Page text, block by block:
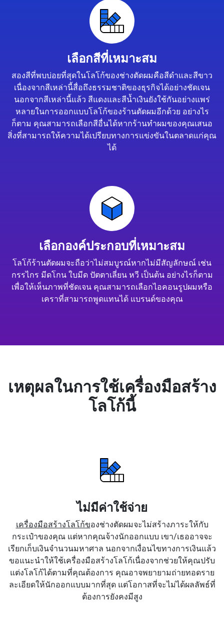
เลือกสีที่เหมาะสม
สองสีที่พบบ่อยที่สุดในโลโก้ของช่างตัดผมคือสีดำและสีขาว
เนื่องจากสีเหล่านี้สื่อถึงธรรมชาติของธุรกิจได้อย่างชัดเจน
นอกจากสีเหล่านี้แล้ว สีแดงและสีน้ำเงินยังใช้กันอย่างแพร่
หลายในการออกแบบโลโก้ของร้านตัดผมอีกด้วย อย่างไร
ก็ตาม คุณสามารถเลือกสีอื่นได้หากร้านทำผมของคุณเสนอ
สิ่งที่สามารถให้ความได้เปรียบทางการแข่งขันในตลาดแก่คุณ
ได้
เลือกองค์ประกอบที่เหมาะสม
โลโก้ร้านตัดผมจะถือว่าไม่สมบูรณ์หากไม่มีสัญลักษณ์ เช่น
กรรไกร มีดโกน ใบมีด ปัตตาเลี่ยน หวี เป็นต้น อย่างไรก็ตาม
เพื่อให้เห็นภาพที่ชัดเจน คุณสามารถเลือกไอคอนรูปผมหรือ
เคราที่สามารถพูดแทนได้ แบรนด์ของคุณ
เหตุผลในการใช้เครื่องมือสร้าง
โลโก้นี้
ไม่มีค่าใช้จ่าย
เครื่องมือสร้างโลโก้ของช่างตัดผมจะไม่สร้างภาระให้กับ
กระเป๋าของคุณ แต่หากคุณจ้างนักออกแบบ เขา/เธออาจจะ
เรียกเก็บเงินจำนวนมหาศาล นอกจากเงื่อนไขทางการเงินแล้ว
ขอแนะนำให้ใช้เครื่องมือสร้างโลโก้เนื่องจากช่วยให้คุณปรับ
แต่งโลโก้ได้ตามที่คุณต้องการ คุณอาจพยายามถ่ายทอดราย
ละเอียดให้นักออกแบบมากที่สุด แต่โอกาสที่จะไม่ได้ผลลัพธ์ที่
ต้องการยังคงมีสูง